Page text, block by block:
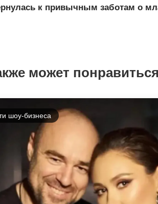
к привычным заботам о
может понравиться
шоу-бизнеса